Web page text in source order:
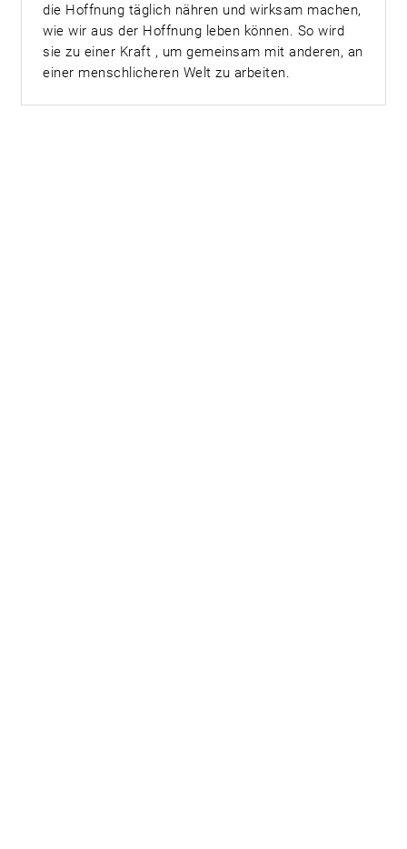
die Hoffnung täglich nähren und wirksam machen,
wie wir aus der Hoffnung leben können. So wird
sie zu einer Kraft , um gemeinsam mit anderen, an
einer menschlicheren Welt zu arbeiten.